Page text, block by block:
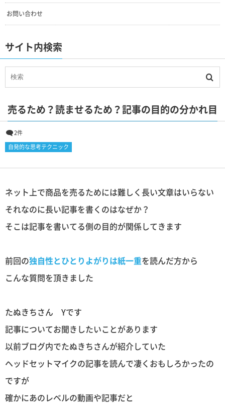
お問い合わせ
サイト内検索
売るため？読ませるため？記事の目的の分かれ目
2件
自発的な思考テクニック
ネット上で商品を売るためには難しく長い文章はいらない
それなのに長い記事を書くのはなぜか？
そこは記事を書いてる側の目的が関係してきます
前回の独自性とひとりよがりは紙一重を読んだ方から
こんな質問を頂きました
たぬきちさん Yです
記事についてお聞きしたいことがあります
以前ブログ内でたぬきちさんが紹介していた
ヘッドセットマイクの記事を読んで凄くおもしろかったの
ですが
確かにあのレベルの動画や記事だと